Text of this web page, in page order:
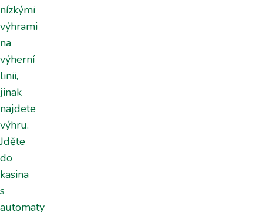
nízkými
výhrami
na
výherní
linii,
jinak
najdete
výhru.
Jděte
do
kasina
s
automaty